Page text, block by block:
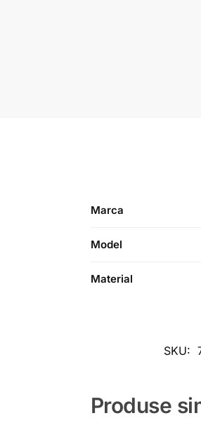
Marca
Model
Material
SKU:
Produse